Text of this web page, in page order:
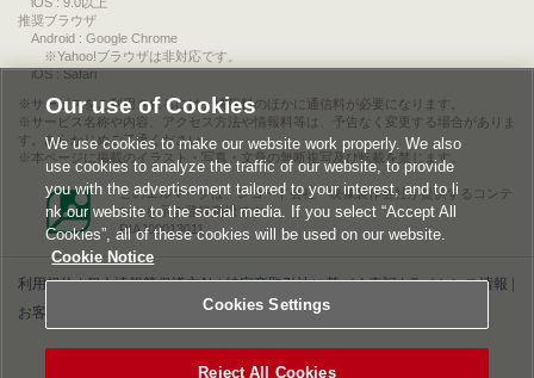
推奨ブラウザ
Android : Google Chrome
※Yahoo!ブラウザは非対応です。
iOS : Safari
サービスをご利用されるには、情報料のほかに通信料が必要になります。
サービス名称や内容、アクセス方法や情報料等は、予告なく変更する場合がありま
す。あらかじめご了承ください。
本ページに掲載のイラスト・写真・文章の無断複写及び転載を禁じます。
このエルマークは、レコード会社・映像製作会社が提供するコンテ
ンツを示す登録商標です。
RIAJ00013011
利用規約|個人情報等保護方針|特定商取引法に基づく表記|ライセンス情報
お客様情報の外部送信について|Cookies Settings
Our use of Cookies
We use cookies to make our website work properly. We also
use cookies to analyze the traffic of our website, to provide
you with the advertisement tailored to your interest, and to li
nk our website to the social media. If you select “Accept All
Cookies”, all of these cookies will be used on our website.
Cookie Notice
Cookies Settings
Reject All Cookies